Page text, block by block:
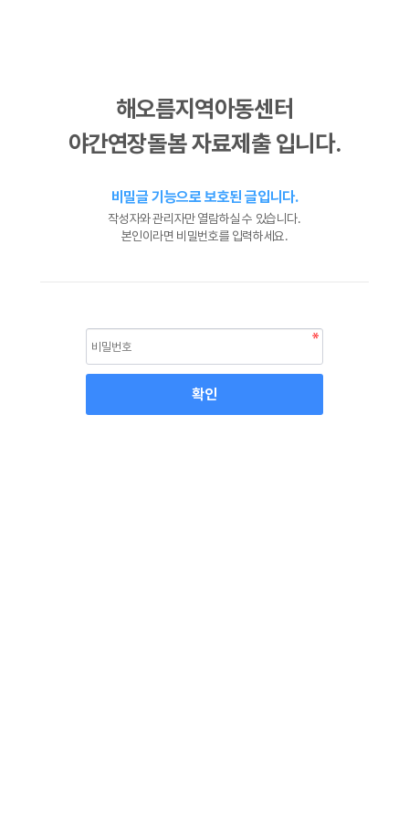
해오름지역아동센터
야간연장돌봄 자료제출 입니다.
비밀글 기능으로 보호된 글입니다.
작성자와 관리자만 열람하실 수 있습니다.
본인이라면 비밀번호를 입력하세요.